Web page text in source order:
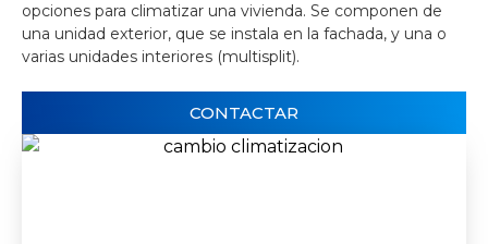
opciones para climatizar una vivienda. Se componen de
una unidad exterior, que se instala en la fachada, y una o
varias unidades interiores (multisplit).
CONTACTAR